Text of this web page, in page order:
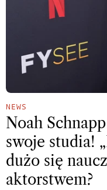
NEWS
Noah
swoje studia!
dużo się
aktorstwem?